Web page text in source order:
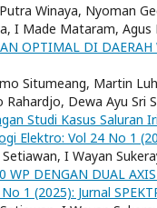
Winaya, Nyoman
I Made Mataram,
OPTIMAL DI DAERAH
Situmeang, Martin
Rahardjo, Dewa Ayu Sri
Studi Kasus
Elektro: Vol 24 No 1
I Wayan
WP DENGAN DUAL
1 (2025): Jurnal